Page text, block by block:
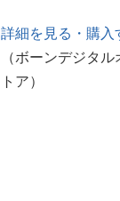
詳細を見る・購入
（ボーンデジタ
トア）